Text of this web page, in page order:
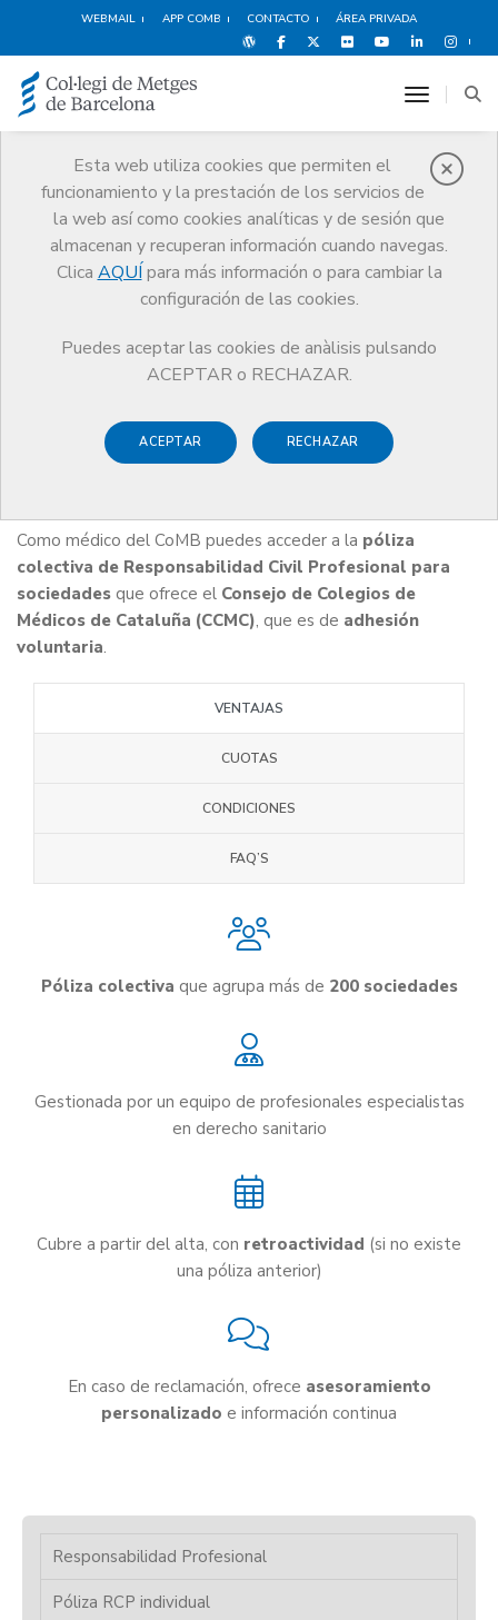
WEBMAIL APP COMB CONTACTO ÁREA PRIVADA
Esta web utiliza cookies que permiten el
funcionamiento y la prestación de los servicios de
la web así como cookies analíticas y de sesión que
almacenan y recuperan información cuando navegas.
Clica AQUÍ para más información o para cambiar la
configuración de las cookies.
Puedes aceptar las cookies de anàlisis pulsando
ACEPTAR o RECHAZAR.
ACEPTAR RECHAZAR
toggle
Responsabildad
Profesional
Servicios Ejercicio
Responsabildad Profesional
Póliza RCP Sociedades Profesionales
Póliza RCP Sociedades
Como médico del CoMB puedes acceder a la póliza
colectiva de Responsabilidad Civil Profesional para
sociedades que ofrece el Consejo de Colegios de
Médicos de Cataluña (CCMC), que es de adhesión
voluntaria.
VENTAJAS
CUOTAS
CONDICIONES
FAQ’S
Póliza colectiva que agrupa más de 200 sociedades
Gestionada por un equipo de profesionales especialistas
en derecho sanitario
Cubre a partir del alta, con retroactividad (si no existe
una póliza anterior)
En caso de reclamación, ofrece asesoramiento
personalizado e información continua
Responsabilidad Profesional
Póliza RCP individual